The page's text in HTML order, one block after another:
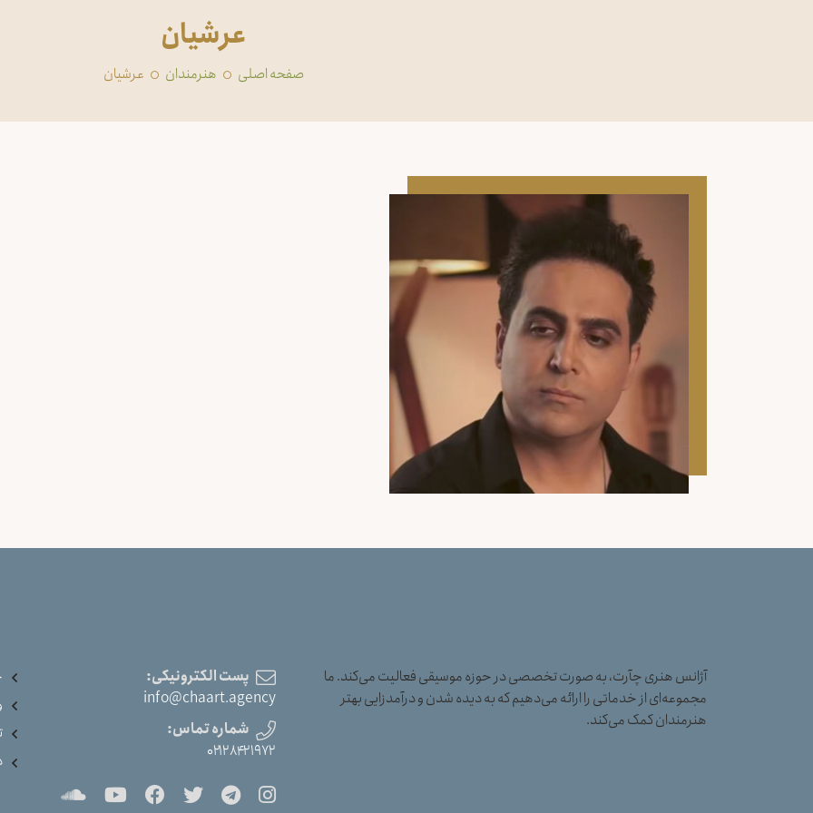
عرشیان
صفحه اصلی ‏هنرمندان عرشیان
آژانس هنری چآرت، به صورت تخصصی در حوزه موسیقی فعالیت می‌کند. ما
مجموعه‌ای از خدماتی را ارائه می‌دهیم که به دیده شدن و درآمدزایی بهتر
هنرمندان کمک می‌کند.
پست الکترونیکی:
info@chaart.agency
شماره تماس:
۰۲۱۲۸۴۲۱۹۷۲